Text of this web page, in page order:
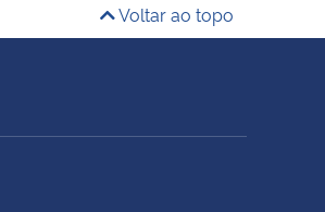
Voltar ao topo